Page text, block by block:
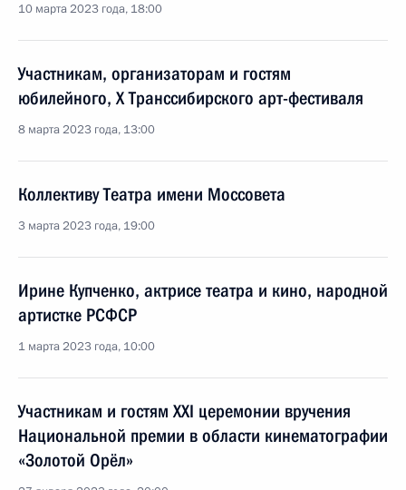
10 марта 2023 года, 18:00
Участникам, организаторам и гостям
юбилейного, X Транссибирского арт-фестиваля
8 марта 2023 года, 13:00
Коллективу Театра имени Моссовета
3 марта 2023 года, 19:00
Ирине Купченко, актрисе театра и кино, народной
артистке РСФСР
1 марта 2023 года, 10:00
Участникам и гостям XXI церемонии вручения
Национальной премии в области кинематографии
«Золотой Орёл»